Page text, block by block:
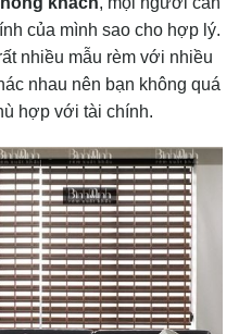
của mình sao cho hợp lý.
nhiều mẫu rèm với nhiều
nhau nên bạn không quá
hợp với tài chính.